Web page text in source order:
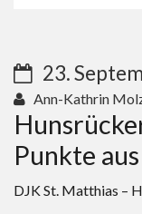
23.
Ann-Kathrin
Punkte
DJK St. Matthias –